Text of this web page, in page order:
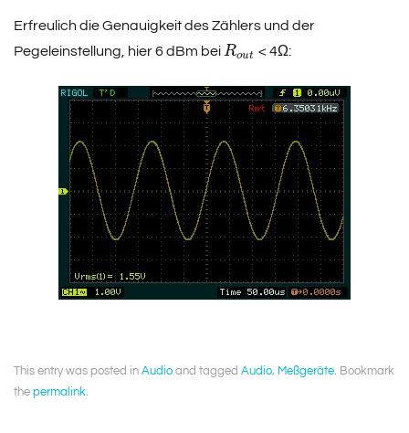
Erfreulich die Genauigkeit des Zählers und der
Pegeleinstellung, hier 6 dBm beiRout < 4Ω:
This entry was posted in Audio and tagged Audio, Meßgeräte . Bookmark
the permalink